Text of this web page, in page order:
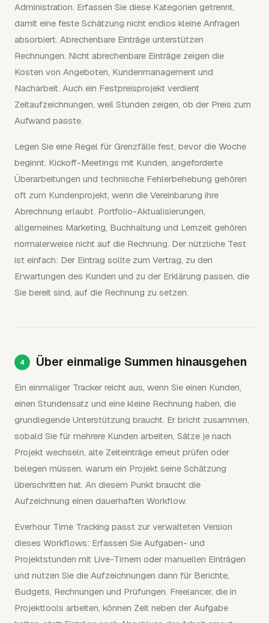
Administration. Erfassen Sie diese Kategorien getrennt,
damit eine feste Schätzung nicht endlos kleine Anfragen
absorbiert. Abrechenbare Einträge unterstützen
Rechnungen. Nicht abrechenbare Einträge zeigen die
Kosten von Angeboten, Kundenmanagement und
Nacharbeit. Auch ein Festpreisprojekt verdient
Zeitaufzeichnungen, weil Stunden zeigen, ob der Preis zum
Aufwand passte.
Legen Sie eine Regel für Grenzfälle fest, bevor die Woche
beginnt. Kickoff-Meetings mit Kunden, angeforderte
Überarbeitungen und technische Fehlerbehebung gehören
oft zum Kundenprojekt, wenn die Vereinbarung ihre
Abrechnung erlaubt. Portfolio-Aktualisierungen,
allgemeines Marketing, Buchhaltung und Lernzeit gehören
normalerweise nicht auf die Rechnung. Der nützliche Test
ist einfach: Der Eintrag sollte zum Vertrag, zu den
Erwartungen des Kunden und zu der Erklärung passen, die
Sie bereit sind, auf die Rechnung zu setzen.
Über einmalige Summen hinausgehen
Ein einmaliger Tracker reicht aus, wenn Sie einen Kunden,
einen Stundensatz und eine kleine Rechnung haben, die
grundlegende Unterstützung braucht. Er bricht zusammen,
sobald Sie für mehrere Kunden arbeiten, Sätze je nach
Projekt wechseln, alte Zeiteinträge erneut prüfen oder
belegen müssen, warum ein Projekt seine Schätzung
überschritten hat. An diesem Punkt braucht die
Aufzeichnung einen dauerhaften Workflow.
Everhour Time Tracking passt zur verwalteten Version
dieses Workflows: Erfassen Sie Aufgaben- und
Projektstunden mit Live-Timern oder manuellen Einträgen
und nutzen Sie die Aufzeichnungen dann für Berichte,
Budgets, Rechnungen und Prüfungen. Freelancer, die in
Projekttools arbeiten, können Zeit neben der Aufgabe